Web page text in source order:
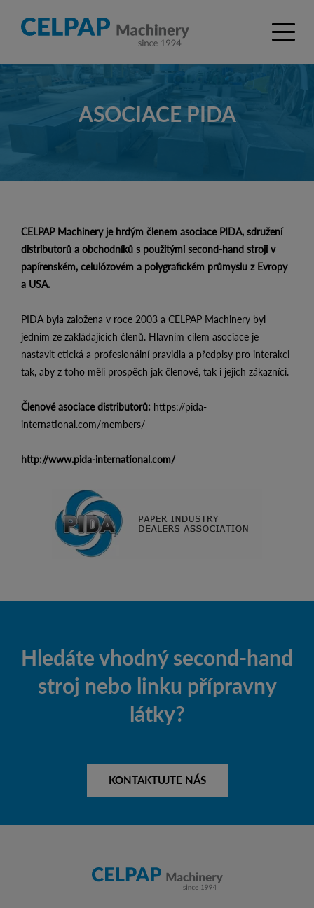
ASOCIACE PIDA
CELPAP Machinery je hrdým členem asociace PIDA, sdružení
distributorů a obchodníků s použitými second-hand stroji v
papírenském, celulózovém a polygrafickém průmyslu z Evropy
a USA.
PIDA byla založena v roce 2003 a CELPAP Machinery byl
jedním ze zakládajících členů. Hlavním cílem asociace je
nastavit etická a profesionální pravidla a předpisy pro interakci
tak, aby z toho měli prospěch jak členové, tak i jejich zákazníci.
Členové asociace distributorů: https://pida-
international.com/members/
http://www.pida-international.com/
Hledáte vhodný second-hand
stroj nebo linku přípravny
látky?
KONTAKTUJTE NÁS